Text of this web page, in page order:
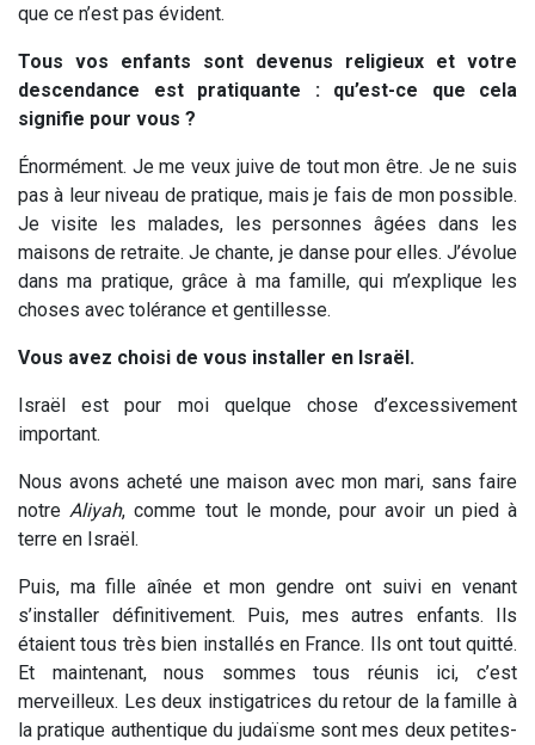
que ce n’est pas évident.
Tous vos enfants sont devenus religieux et votre
descendance est pratiquante : qu’est-ce que cela
signifie pour vous ?
Énormément. Je me veux juive de tout mon être. Je ne suis
pas à leur niveau de pratique, mais je fais de mon possible.
Je visite les malades, les personnes âgées dans les
maisons de retraite. Je chante, je danse pour elles. J’évolue
dans ma pratique, grâce à ma famille, qui m’explique les
choses avec tolérance et gentillesse.
Vous avez choisi de vous installer en Israël.
Israël est pour moi quelque chose d’excessivement
important.
Nous avons acheté une maison avec mon mari, sans faire
notre Aliyah, comme tout le monde, pour avoir un pied à
terre en Israël.
Puis, ma fille aînée et mon gendre ont suivi en venant
s’installer définitivement. Puis, mes autres enfants. Ils
étaient tous très bien installés en France. Ils ont tout quitté.
Et maintenant, nous sommes tous réunis ici, c’est
merveilleux. Les deux instigatrices du retour de la famille à
la pratique authentique du judaïsme sont mes deux petites-